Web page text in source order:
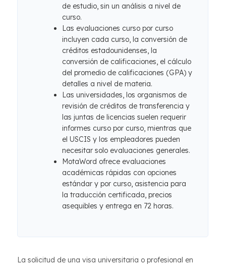
de estudio, sin un análisis a nivel de
curso.
Las evaluaciones curso por curso
incluyen cada curso, la conversión de
créditos estadounidenses, la
conversión de calificaciones, el cálculo
del promedio de calificaciones (GPA) y
detalles a nivel de materia.
Las universidades, los organismos de
revisión de créditos de transferencia y
las juntas de licencias suelen requerir
informes curso por curso, mientras que
el USCIS y los empleadores pueden
necesitar solo evaluaciones generales.
MotaWord ofrece evaluaciones
académicas rápidas con opciones
estándar y por curso, asistencia para
la traducción certificada, precios
asequibles y entrega en 72 horas.
La solicitud de una visa universitaria o profesional en